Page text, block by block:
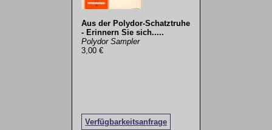
Aus der Polydor-Schatztruhe
- Erinnern Sie sich.....
Polydor Sampler
3,00 €
Verfügbarkeitsanfrage